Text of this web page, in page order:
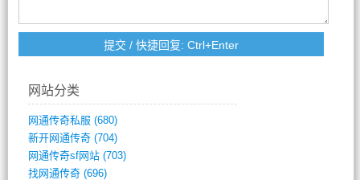
网站分类
网通传奇私服 (680)
新开网通传奇(704)
网通传奇sf网站(703)
找网通传奇(696)